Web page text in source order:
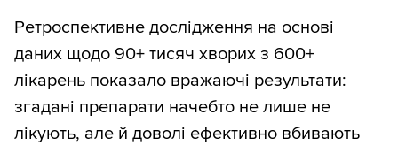
Ретроспективне дослідження на основі
даних щодо 90+ тисяч хворих з 600+
лікарень показало вражаючі результати:
згадані препарати начебто не лише не
лікують, але й доволі ефективно вбивають